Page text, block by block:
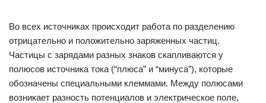
Во всех источниках происходит работа по разделению
отрицательно и положительно заряженных частиц.
Частицы с зарядами разных знаков скапливаются у
полюсов источника тока (“плюса” и “минуса”), которые
обозначены специальными клеммами. Между полюсами
возникает разность потенциалов и электрическое поле,